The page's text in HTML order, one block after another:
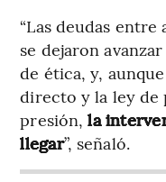
“Las deudas
se dejaron
de ética, y,
directo y la ley de
presión,la
llegar”, señaló.